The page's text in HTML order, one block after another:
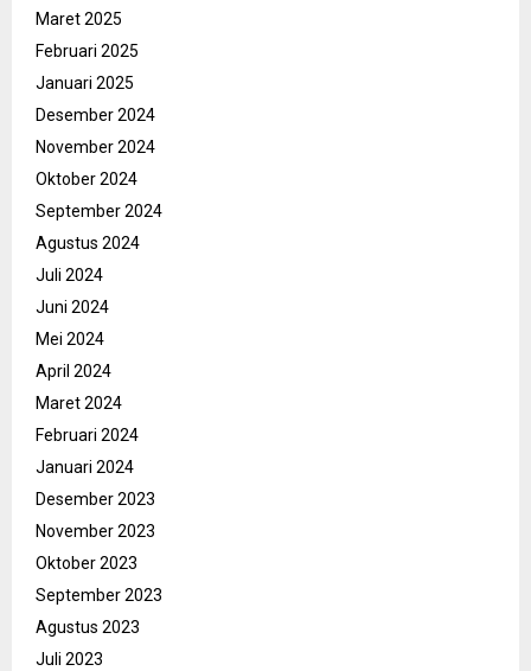
Maret 2025
Februari 2025
Januari 2025
Desember 2024
November 2024
Oktober 2024
September 2024
Agustus 2024
Juli 2024
Juni 2024
Mei 2024
April 2024
Maret 2024
Februari 2024
Januari 2024
Desember 2023
November 2023
Oktober 2023
September 2023
Agustus 2023
Juli 2023